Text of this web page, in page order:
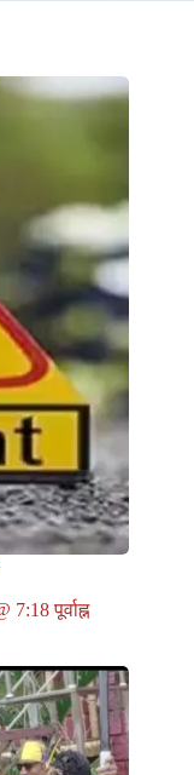
पूर्वाह्न